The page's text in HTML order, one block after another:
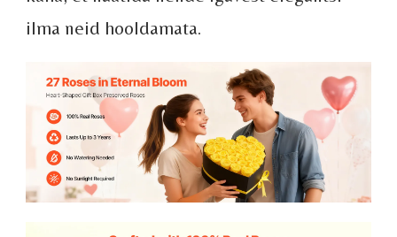
ilma neid hooldamata.